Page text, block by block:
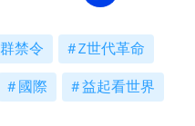
禁令 Z世代革命
國際 益起看世界